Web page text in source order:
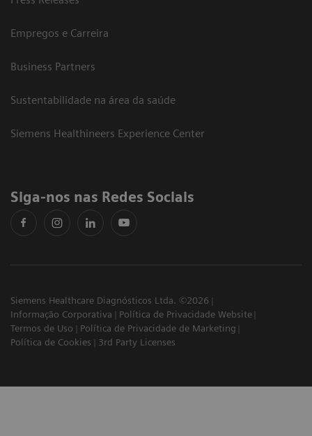
Empregos e Carreira
Business Partners
Sustentabilidade na área da saúde
Siemens Healthineers Experience Center
Siga-nos nas Redes Sociais
Siemens Healthcare Diagnósticos Ltda. ©2026
Informação Corporativa
Política de Privacidade Website
Termos de Uso
Política de Privacidade de Marketing
Política de Cookies
3rd Party Licenses